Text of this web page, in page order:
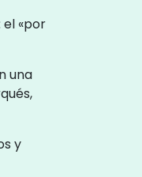
«por
una
y